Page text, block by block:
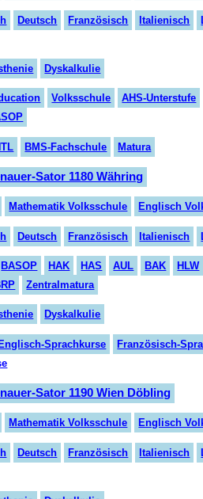
Deutsch Französisch Italienisch
Dyskalkulie
Volksschule
AHS-Unterstufe
BMS-Fachschule Matura
Sator 1180 Währing
Mathematik Volksschule Englisch
Deutsch Französisch Italienisch
BASOP HAK HAS AUL BAK
HLW
Zentralmatura
Dyskalkulie
Sprachkurse
Französisch-
Sator 1190 Wien Döbling
Mathematik Volksschule Englisch
Deutsch Französisch Italienisch